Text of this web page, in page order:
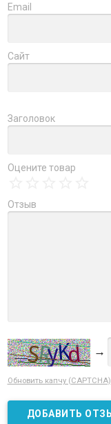
Email
Сайт
Заголовок
Оцените товар
Отзыв
→
Обновить капчу (CAPTCHA)